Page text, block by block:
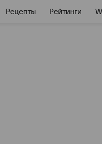
Рецепты Рейтинги